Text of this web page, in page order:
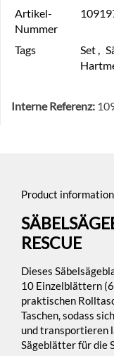
Artikel-
Nummer
Tags Set,
Interne Referenz:
Product information
RESCUE
Dieses
10 Einzelblättern
praktischen
Taschen, sodass
und transportieren
Sägeblätter für die